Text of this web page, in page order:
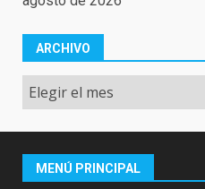
ARCHIVO
Archivo
MENÚ PRINCIPAL